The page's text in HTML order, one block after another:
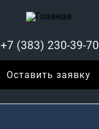
+7 (383) 230-39-70
Оставить заявку